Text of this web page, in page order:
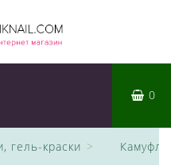
0
гель-краски